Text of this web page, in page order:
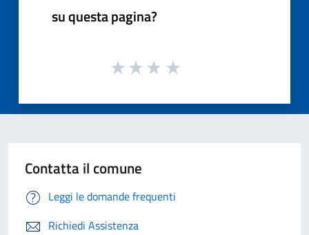
su questa pagina?
Contatta il comune
Leggi le domande frequenti
Richiedi Assistenza